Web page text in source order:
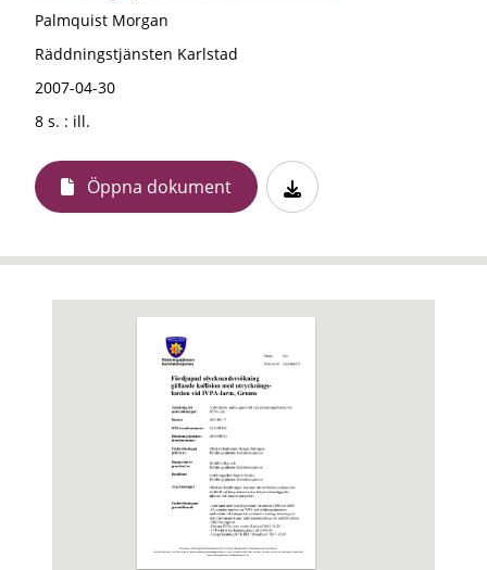
Palmquist Morgan
Räddningstjänsten Karlstad
2007-04-30
8 s. : ill.
Öppna dokument